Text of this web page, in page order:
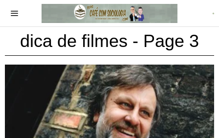
dica de filmes - Page 3